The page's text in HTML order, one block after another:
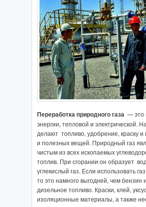
Переработка природного газа — это
энергии, тепловой и электрической.
делают топливо, удобрение, краску
и полезных вещей. Природный газ
чистым из всех ископаемых
топлив. При сгорании он образует
углекислый газ. Если использовать
то это намного выгодней, чем бензин
дизельное топливо. Краски, клей,
изоляционные материалы, а также